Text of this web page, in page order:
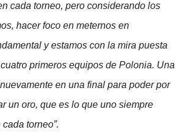
cada torneo, pero considerando los
hacer foco en meternos en
y estamos con la mira puesta
primeros equipos de Polonia. Una
en una final para poder por
un oro, que es lo que uno siempre
torneo”.